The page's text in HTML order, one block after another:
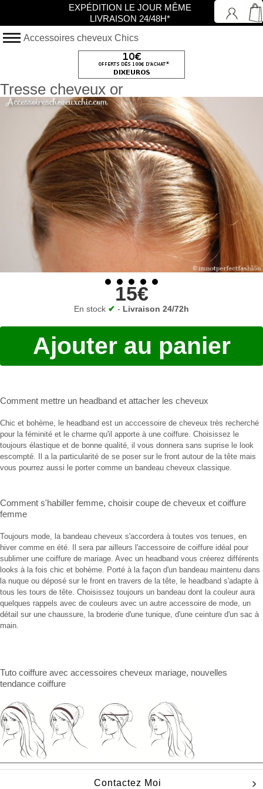
Accessoires cheveux Chics
Tresse cheveux or
15€
En stock ✔ - Livraison 24/72h
Ajouter au panier
Comment mettre un headband et attacher les cheveux
Chic et bohème, le headband est un acccessoire de cheveux très recherché
pour la féminité et le charme qu'il apporte à une coiffure. Choisissez le
toujours élastique et de bonne qualité, il vous donnera sans suprise le look
escompté. Il a la particularité de se poser sur le front autour de la tête mais
vous pourrez aussi le porter comme un bandeau cheveux classique.
Comment s'habiller femme, choisir coupe de cheveux et coiffure
femme
Toujours mode, la bandeau cheveux s'accordera à toutes vos tenues, en
hiver comme en été. Il sera par ailleurs l'accessoire de coiffure idéal pour
sublimer une coiffure de mariage. Avec un headband vous créerez différents
looks à la fois chic et bohème. Porté à la façon d'un bandeau maintenu dans
la nuque ou déposé sur le front en travers de la tête, le headband s'adapte à
tous les tours de tête. Choisissez toujours un bandeau dont la couleur aura
quelques rappels avec de couleurs avec un autre accessoire de mode, un
détail sur une chaussure, la broderie d'une tunique, d'une ceinture d'un sac à
main.
Tuto coiffure avec accessoires cheveux mariage, nouvelles
tendance coiffure
EXPÉDITION LE JOUR MÊME
LIVRAISON 24/48H*
Contactez Moi